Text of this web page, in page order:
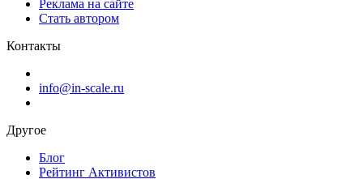
Реклама на сайте
Стать автором
Контакты
info@in-scale.ru
Другое
Блог
Рейтинг Активистов